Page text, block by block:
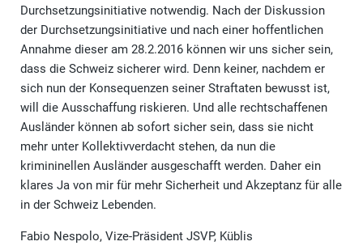
Durchsetzungsinitiative notwendig. Nach der Diskussion
der Durchsetzungsinitiative und nach einer hoffentlichen
Annahme dieser am 28.2.2016 können wir uns sicher sein,
dass die Schweiz sicherer wird. Denn keiner, nachdem er
sich nun der Konsequenzen seiner Straftaten bewusst ist,
will die Ausschaffung riskieren. Und alle rechtschaffenen
Ausländer können ab sofort sicher sein, dass sie nicht
mehr unter Kollektivverdacht stehen, da nun die
krimininellen Ausländer ausgeschafft werden. Daher ein
klares Ja von mir für mehr Sicherheit und Akzeptanz für alle
in der Schweiz Lebenden.
Fabio Nespolo, Vize-Präsident JSVP, Küblis